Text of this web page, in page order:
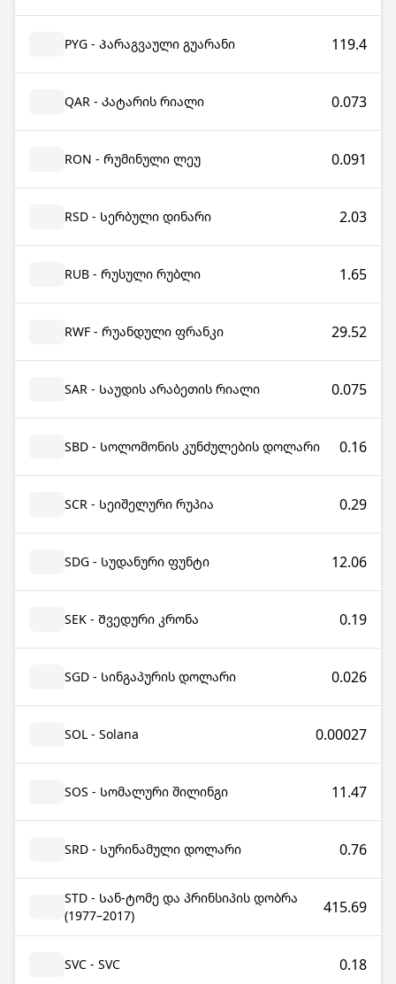
PYG - Პარაგვაული გუარანი 119.4
QAR - Კატარის რიალი 0.073
RON - Რუმინული ლეუ 0.091
RSD - Სერბული დინარი 2.03
RUB - Რუსული რუბლი 1.65
RWF - Რუანდული ფრანკი 29.52
SAR - Საუდის არაბეთის რიალი 0.075
SBD - Სოლომონის კუნძულების დოლარი 0.16
SCR - Სეიშელური რუპია 0.29
SDG - Სუდანური ფუნტი 12.06
SEK - Შვედური კრონა 0.19
SGD - Სინგაპურის დოლარი 0.026
SOL - Solana 0.00027
SOS - Სომალური შილინგი 11.47
SRD - Სურინამული დოლარი 0.76
STD - Სან-ტომე და პრინსიპის დობრა
(1977–2017)
415.69
SVC - SVC 0.18